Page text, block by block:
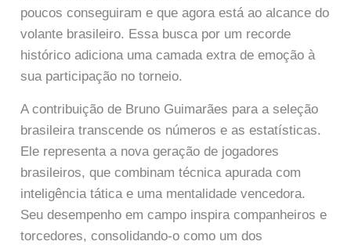
poucos conseguiram e que agora está ao alcance do
volante brasileiro. Essa busca por um recorde
histórico adiciona uma camada extra de emoção à
sua participação no torneio.
A contribuição de Bruno Guimarães para a seleção
brasileira transcende os números e as estatísticas.
Ele representa a nova geração de jogadores
brasileiros, que combinam técnica apurada com
inteligência tática e uma mentalidade vencedora.
Seu desempenho em campo inspira companheiros e
torcedores, consolidando-o como um dos